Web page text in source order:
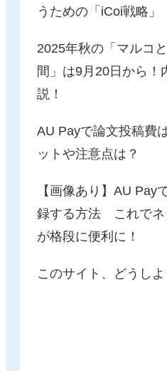
うための「iCoi戦略」
2025年秋の「マルコ
間」は9月20日から！
説！
AU Payで論文投稿費
ットや注意点は？
【画像あり】AU Pay
録する方法 これでネ
が格段に便利に！
このサイト、どうし